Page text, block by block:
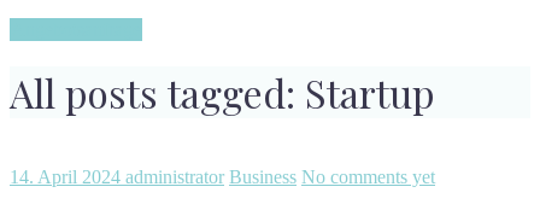
All posts tagged: Startup
14. April 2024 administrator Business No comments yet